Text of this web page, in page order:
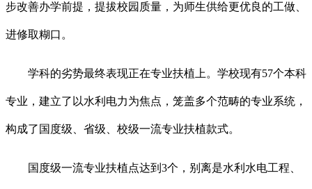
步改善办学前提，提拔校园质量，为师生供给更优良的工做、
进修取糊口。
学科的劣势最终表现正在专业扶植上。学校现有57个本科
专业，建立了以水利电力为焦点，笼盖多个范畴的专业系统，
构成了国度级、省级、校级一流专业扶植款式。
国度级一流专业扶植点达到3个，别离是水利水电工程、